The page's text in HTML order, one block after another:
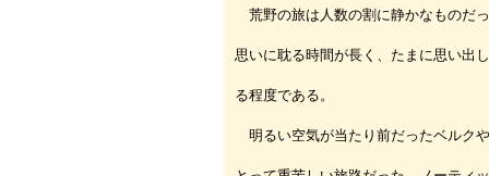
荒野の旅は人数の割に静かなものだ
思いに耽る時間が長く、たまに思い出
る程度である。
明るい空気が当たり前だったベルク